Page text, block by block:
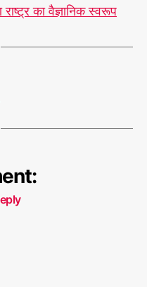
का वैज्ञानिक स्वरूप